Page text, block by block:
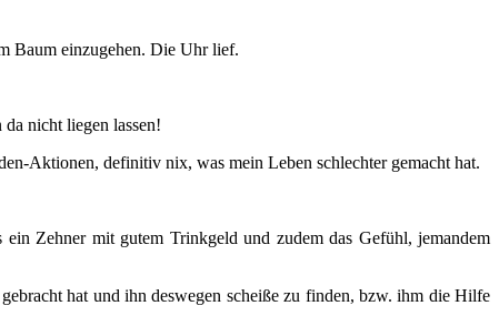
Baum einzugehen. Die Uhr lief.
nicht liegen lassen!
Aktionen, definitiv nix, was mein Leben schlechter gemacht hat.
Zehner mit gutem Trinkgeld und zudem das Gefühl, jemandem
hat und ihn deswegen scheiße zu finden, bzw. ihm die Hilfe